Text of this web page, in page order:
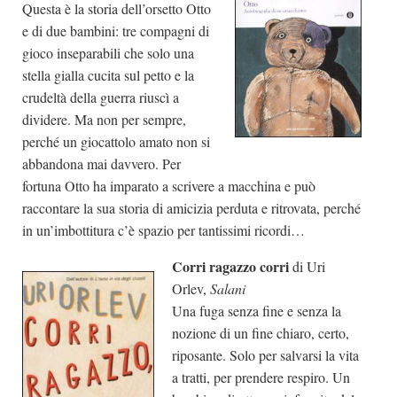
Questa è la storia dell’orsetto Otto
e di due bambini: tre compagni di
gioco inseparabili che solo una
stella gialla cucita sul petto e la
crudeltà della guerra riuscì a
dividere. Ma non per sempre,
perché un giocattolo amato non si
abbandona mai davvero. Per
fortuna Otto ha imparato a scrivere a macchina e può
raccontare la sua storia di amicizia perduta e ritrovata, perché
in un’imbottitura c’è spazio per tantissimi ricordi…
Corri ragazzo corridi Uri
Orlev, Salani
Una fuga senza fine e senza la
nozione di un fine chiaro, certo,
riposante. Solo per salvarsi la vita
a tratti, per prendere respiro. Un